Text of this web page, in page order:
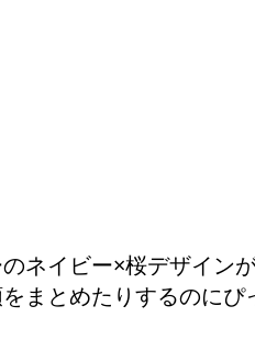
ネイビー×桜デザイン
まとめたりするのにぴ